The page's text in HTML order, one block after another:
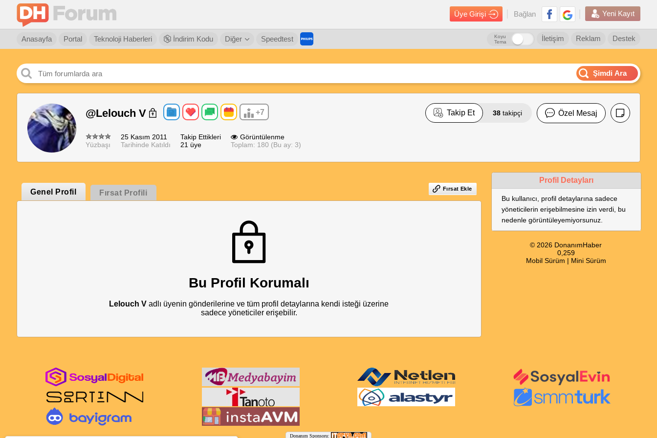
Üye Girişi Bağlan Yeni Kayıt
Anasayfa Portal Teknoloji Haberleri İndirim Kodu Diğer Speedtest Destek
Reklam
İletişim
Koyu
Tema
Şimdi Ara
@Lelouch V +7 Takip Et 38 takipçi Özel Mesaj
Yüzbaşı
25 Kasım 2011
Tarihinde Katıldı
Takip Ettikleri
21 üye
Görüntülenme
Toplam: 180 (Bu ay: 3)
Genel Profil Fırsat Profili Fırsat Ekle
Bu Profil Korumalı
Lelouch V adlı üyenin gönderilerine ve tüm profil detaylarına kendi isteği üzerine
sadece yöneticiler erişebilir.
Profil Detayları
Bu kullanıcı, profil detaylarına sadece
yöneticilerin erişebilmesine izin verdi, bu
nedenle görüntüleyemiyorsunuz.
© 2026 DonanımHaber
0,259
Mobil Sürüm | Mini Sürüm
Donanım Sponsoru: